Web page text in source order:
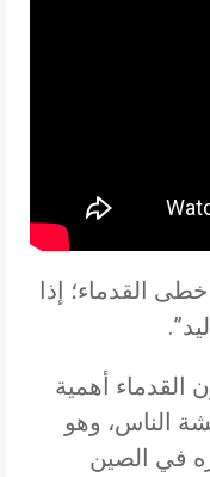
خطى القدماء؛ إذا
القدماء أهمية
الناس، وهو
في الصين